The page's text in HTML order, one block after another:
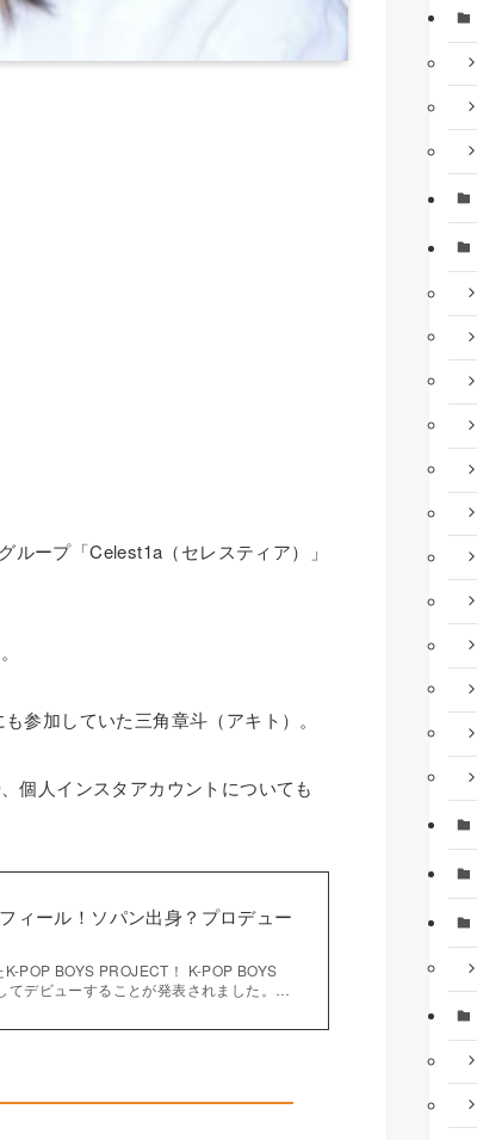
ープ「Celest1a（セレスティア）」
参加していた三角章斗（アキト）。
個人インスタアカウントについても
ィール！ソパン出身？プロデュー
POP BOYS PROJECT！ K-POP BOYS
デビューすることが発表されました。…